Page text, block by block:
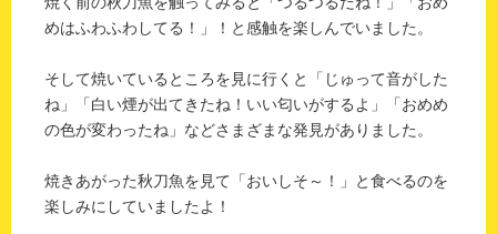
めはふわふわしてる！」！と感触を楽しんでいました。
そして焼いているところを見に行くと「じゅって音がした
ね」「白い煙が出てきたね！いい匂いがするよ」「おめめ
の色が変わったね」などさまざまな発見がありました。
焼きあがった秋刀魚を見て「おいしそ～！」と食べるのを
楽しみにしていましたよ！